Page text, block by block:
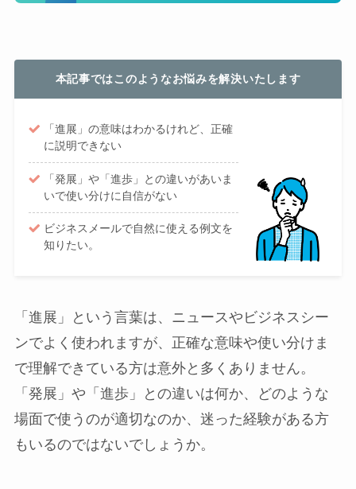
本記事ではこのようなお悩みを解決いたします
「進展」の意味はわかるけれど、正確
に説明できない
「発展」や「進歩」との違いがあいま
いで使い分けに自信がない
ビジネスメールで自然に使える例文を
知りたい。
「進展」という言葉は、ニュースやビジネスシー
ンでよく使われますが、正確な意味や使い分けま
で理解できている方は意外と多くありません。
「発展」や「進歩」との違いは何か、どのような
場面で使うのが適切なのか、迷った経験がある方
もいるのではないでしょうか。